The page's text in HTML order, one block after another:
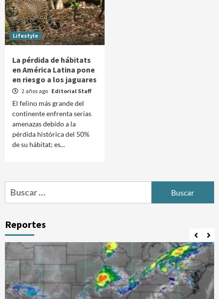
Lifestyle
La pérdida de hábitats
en América Latina pone
en riesgo a los jaguares
2 años ago Editorial Staff
El felino más grande del
continente enfrenta serias
amenazas debido a la
pérdida histórica del 50%
de su hábitat; es...
Buscar:
Reportes